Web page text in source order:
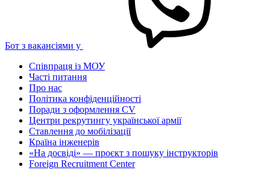
Бот з вакансіями у
Співпраця із МОУ
Часті питання
Про нас
Політика конфіденційності
Поради з оформлення CV
Центри рекрутингу української армії
Ставлення до мобілізації
Країна інженерів
«На досвіді» — проєкт з пошуку інструкторів
Foreign Recruitment Center